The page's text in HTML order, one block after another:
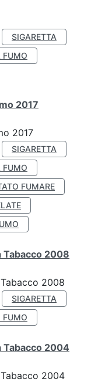
SIGARETTA
FUMO
2017
2017
SIGARETTA
FUMO
FUMARE
Tabacco 2008
2008
SIGARETTA
FUMO
Tabacco 2004
2004